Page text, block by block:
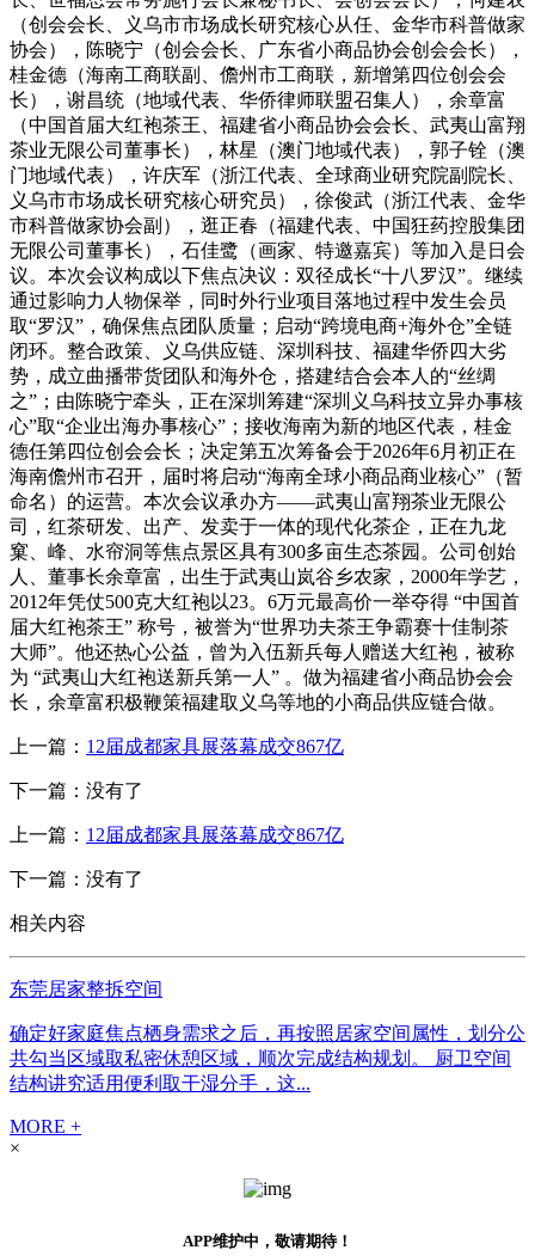
（创会会长、义乌市市场成长研究核心从任、金华市科普做家
协会），陈晓宁（创会会长、广东省小商品协会创会会长），
桂金德（海南工商联副、儋州市工商联，新增第四位创会会
长），谢昌统（地域代表、华侨律师联盟召集人），余章富
（中国首届大红袍茶王、福建省小商品协会会长、武夷山富翔
茶业无限公司董事长），林星（澳门地域代表），郭子铨（澳
门地域代表），许庆军（浙江代表、全球商业研究院副院长、
义乌市市场成长研究核心研究员），徐俊武（浙江代表、金华
市科普做家协会副），逛正春（福建代表、中国狂药控股集团
无限公司董事长），石佳鹭（画家、特邀嘉宾）等加入是日会
议。本次会议构成以下焦点决议：双径成长“十八罗汉”。继续
通过影响力人物保举，同时外行业项目落地过程中发生会员
取“罗汉”，确保焦点团队质量；启动“跨境电商+海外仓”全链
闭环。整合政策、义乌供应链、深圳科技、福建华侨四大劣
势，成立曲播带货团队和海外仓，搭建结合会本人的“丝绸
之”；由陈晓宁牵头，正在深圳筹建“深圳义乌科技立异办事核
心”取“企业出海办事核心”；接收海南为新的地区代表，桂金
德任第四位创会会长；决定第五次筹备会于2026年6月初正在
海南儋州市召开，届时将启动“海南全球小商品商业核心”（暂
命名）的运营。本次会议承办方——武夷山富翔茶业无限公
司，红茶研发、出产、发卖于一体的现代化茶企，正在九龙
窠、峰、水帘洞等焦点景区具有300多亩生态茶园。公司创始
人、董事长余章富，出生于武夷山岚谷乡农家，2000年学艺，
2012年凭仗500克大红袍以23。6万元最高价一举夺得 “中国首
届大红袍茶王” 称号，被誉为“世界功夫茶王争霸赛十佳制茶
大师”。他还热心公益，曾为入伍新兵每人赠送大红袍，被称
为 “武夷山大红袍送新兵第一人” 。做为福建省小商品协会会
长，余章富积极鞭策福建取义乌等地的小商品供应链合做。
上一篇： 12届成都家具展落幕成交867亿
下一篇：没有了
上一篇： 12届成都家具展落幕成交867亿
下一篇：没有了
相关内容
东莞居家整拆空间
确定好家庭焦点栖身需求之后，再按照居家空间属性，划分公
共勾当区域取私密休憩区域，顺次完成结构规划。 厨卫空间
结构讲究适用便利取干湿分手，这...
MORE +
×
APP维护中，敬请期待！